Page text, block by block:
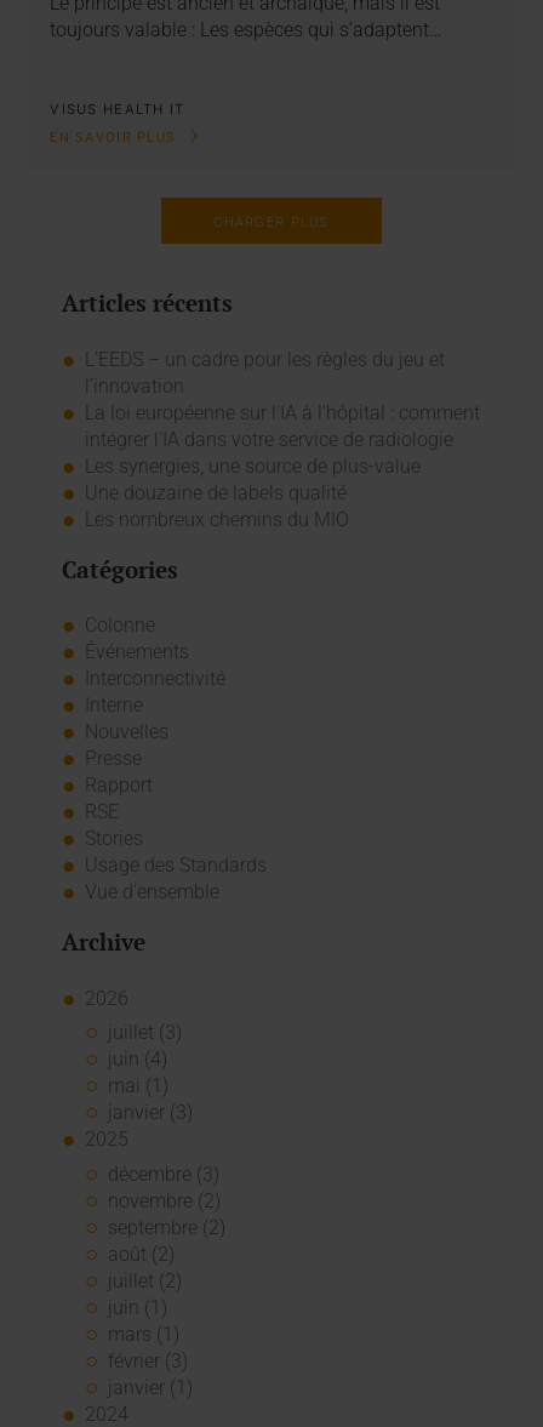
toujours valable : Les espèces qui s’adaptent…
VISUS HEALTH IT
EN SAVOIR PLUS
CHARGER PLUS
Articles récents
L’EEDS – un cadre pour les règles du jeu et
l’innovation
La loi européenne sur l'IA à l'hôpital : comment
intégrer l'IA dans votre service de radiologie
Les synergies, une source de plus-value
Une douzaine de labels qualité
Les nombreux chemins du MIO
Catégories
Colonne
Événements
Interconnectivité
Interne
Nouvelles
Presse
Rapport
RSE
Stories
Usage des Standards
Vue d'ensemble
Archive
2026
juillet (3)
juin (4)
mai (1)
janvier (3)
2025
décembre (3)
novembre (2)
septembre (2)
août (2)
juillet (2)
juin (1)
mars (1)
février (3)
janvier (1)
2024